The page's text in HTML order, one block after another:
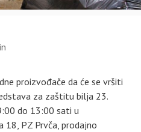
proizvođače da će se vršiti
za zaštitu bilja 23.
do 13:00 sati u
18, PZ Prvča, prodajno